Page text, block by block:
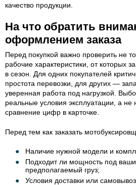
качество продукции.
На что обратить
оформлением заказа
Перед покупкой важно проверить не
рабочие характеристики, от которых
в сезон. Для одних покупателей
простота перевозки, для других —
уверенная работа под нагрузкой.
реальные условия эксплуатации, а
сравнение цифр в карточке.
Перед тем как заказать
Наличие нужной модели и
Подходит ли мощность под
предполагаемый груз;
Условия доставки или